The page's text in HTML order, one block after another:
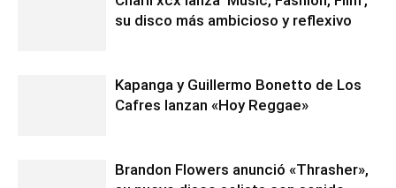
su disco más ambicioso y reflexivo
Kapanga y Guillermo Bonetto de Los
Cafres lanzan «Hoy Reggae»
Brandon Flowers anunció «Thrasher»,